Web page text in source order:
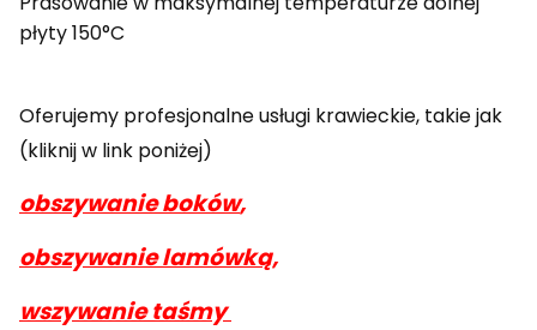
płyty 150°C
Oferujemy profesjonalne usługi krawieckie, takie jak
(kliknij w link poniżej)
obszywanie boków,
obszywanie lamówką,
wszywanie taśmy